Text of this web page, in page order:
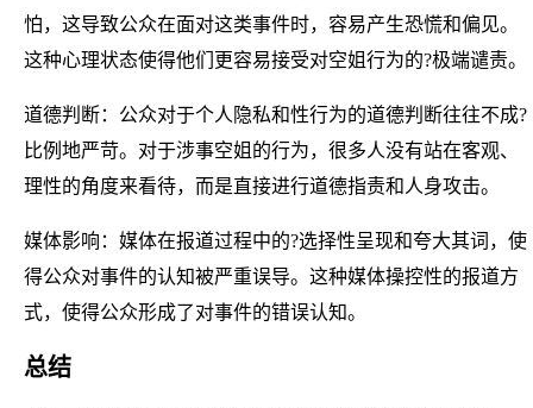
怕，这导致公众在面对这类事件时，容易产生恐慌和偏见。
这种心理状态使得他们更容易接受对空姐行为的?极端谴责。
道德判断：公众对于个人隐私和性行为的道德判断往往不成?
比例地严苛。对于涉事空姐的行为，很多人没有站在客观、
理性的角度来看待，而是直接进行道德指责和人身攻击。
媒体影响：媒体在报道过程中的?选择性呈现和夸大其词，使
得公众对事件的认知被严重误导。这种媒体操控性的报道方
式，使得公众形成了对事件的错误认知。
总结